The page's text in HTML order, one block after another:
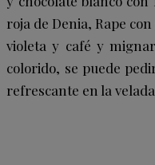
roja de Denia, Rape
violeta y café y
colorido, se puede
refrescante en la